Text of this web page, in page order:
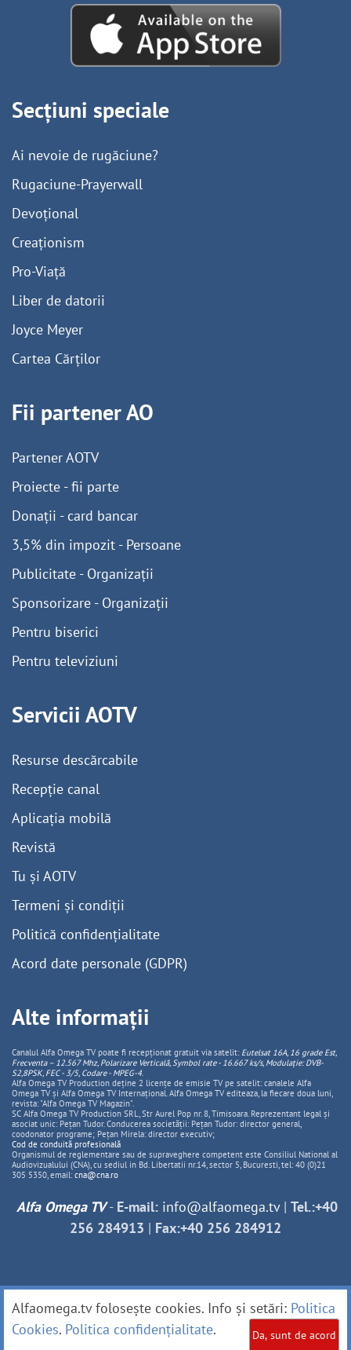
Secțiuni speciale
Ai nevoie de rugăciune?
Rugaciune-Prayerwall
Devoțional
Creaționism
Pro-Viață
Liber de datorii
Joyce Meyer
Cartea Cărților
Fii partener AO
Partener AOTV
Proiecte - fii parte
Donații - card bancar
3,5% din impozit - Persoane
Publicitate - Organizații
Sponsorizare - Organizații
Pentru biserici
Pentru televiziuni
Servicii AOTV
Resurse descărcabile
Recepție canal
Aplicația mobilă
Revistă
Tu și AOTV
Termeni și condiții
Politică confidențialitate
Acord date personale (GDPR)
Alte informații
Canalul Alfa Omega TV poate fi recepționat gratuit via satelit: Eutelsat 16A, 16 grade Est,
Frecventa – 12.567 Mhz, PolarizareVerticală, Symbol rate - 16.667 ks/s, Modulație: DVB-
S2,8PSK, FEC - 3/5, Codare - MPEG-4.
Alfa Omega TV Production deține 2 licențe de emisie TV pe satelit: canalele Alfa
Omega TV și Alfa Omega TV Internațional. Alfa Omega TV editeaza, la fiecare doua luni,
revista: "Alfa Omega TV Magazin".
SC Alfa Omega TV Production SRL, Str Aurel Pop nr. 8, Timisoara. Reprezentant legal și
asociat unic: Pețan Tudor. Conducerea societății: Pețan Tudor: director general,
coodonator programe; Pețan Mirela: director executiv;
Cod de conduită profesională
Organismul de reglementare sau de supraveghere competent este Consiliul National al
Audiovizualului (CNA), cu sediul in Bd. Libertatii nr.14, sector 5, Bucuresti, tel: 40 (0)21
305 5350, email: cna@cna.ro
Alfa Omega TV- E-mail: info@alfaomega.tv| Tel.:+40
256 284913 | Fax:+40 256 284912
Alfaomega.tv folosește cookies. Info și setări: Politica
Cookies. Politica confidențialitate. Da, sunt de acord